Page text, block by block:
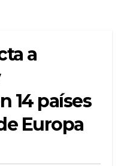
a
14 países
Europa